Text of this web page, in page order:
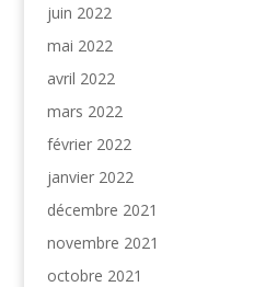
juin 2022
mai 2022
avril 2022
mars 2022
février 2022
janvier 2022
décembre 2021
novembre 2021
octobre 2021